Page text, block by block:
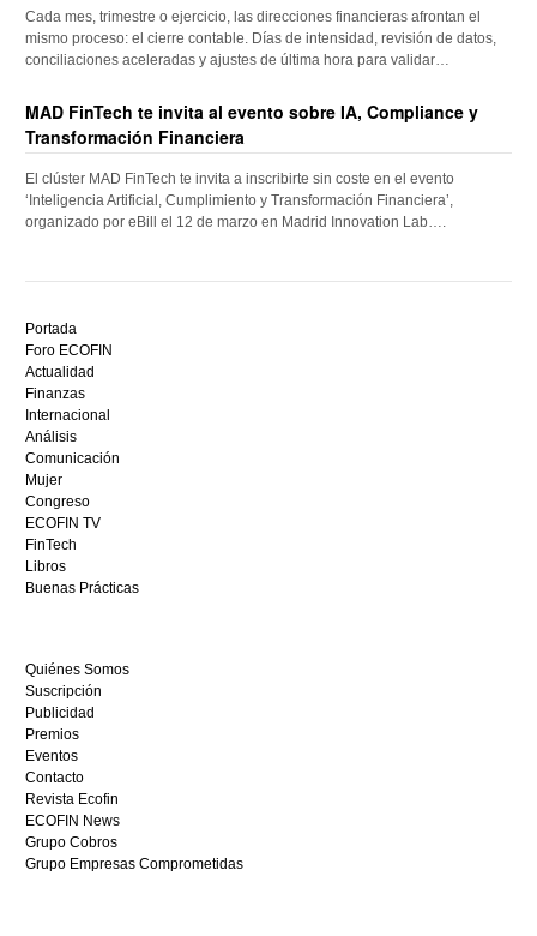
Cada mes, trimestre o ejercicio, las direcciones financieras afrontan el
mismo proceso: el cierre contable. Días de intensidad, revisión de datos,
conciliaciones aceleradas y ajustes de última hora para validar…
MAD FinTech te invita al evento sobre IA, Compliance y
Transformación Financiera
El clúster MAD FinTech te invita a inscribirte sin coste en el evento
‘Inteligencia Artificial, Cumplimiento y Transformación Financiera’,
organizado por eBill el 12 de marzo en Madrid Innovation Lab….
mejor
bono
sin
depósito
casino
en
España,
visita
este
sitio
restaurantedonmauro.es
y
ganar
hoy
mismo.
Portada
Foro ECOFIN
Actualidad
Finanzas
Internacional
Análisis
Comunicación
Mujer
Congreso
ECOFIN TV
FinTech
Libros
Buenas Prácticas
Quiénes Somos
Suscripción
Publicidad
Premios
Eventos
Contacto
Revista Ecofin
ECOFIN News
Grupo Cobros
Grupo Empresas Comprometidas